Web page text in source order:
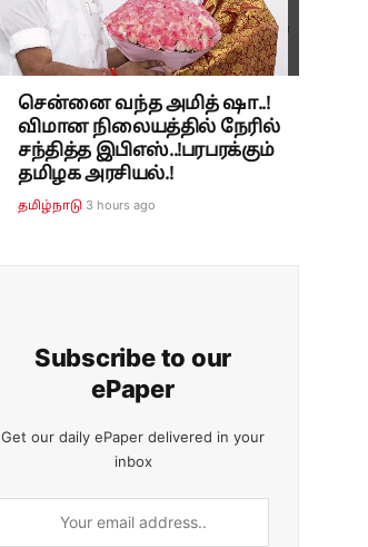
சென்னை வந்த அமித் ஷா..!
விமான நிலையத்தில் நேரில்
சந்தித்த இபிஎஸ்..!பரபரக்கும்
தமிழக அரசியல்.!
தமிழ்நாடு 3 hours ago
Subscribe to our
ePaper
Get our daily ePaper delivered in your
inbox